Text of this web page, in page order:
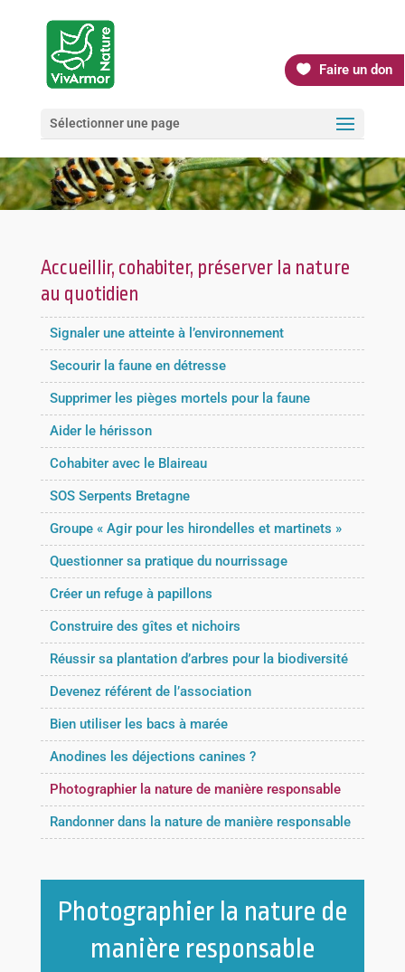
Faire un don
Sélectionner une page
Accueillir, cohabiter, préserver la nature
au quotidien
Signaler une atteinte à l’environnement
Secourir la faune en détresse
Supprimer les pièges mortels pour la faune
Aider le hérisson
Cohabiter avec le Blaireau
SOS Serpents Bretagne
Groupe « Agir pour les hirondelles et martinets »
Questionner sa pratique du nourrissage
Créer un refuge à papillons
Construire des gîtes et nichoirs
Réussir sa plantation d’arbres pour la biodiversité
Devenez référent de l’association
Bien utiliser les bacs à marée
Anodines les déjections canines ?
Photographier la nature de manière responsable
Randonner dans la nature de manière responsable
Photographier la nature de
manière responsable